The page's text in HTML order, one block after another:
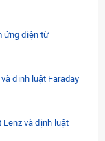
ứng điện từ
định luật Faraday
Lenz và định luật